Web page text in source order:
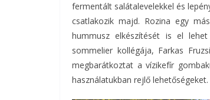
fermentált salátalevelekkel és
csatlakozik majd. Rozina egy
hummusz elkészítését is el
sommelier kollégája, Farkas
megbarátkoztat a vízikefír
használatukban rejlő lehetőségeket.